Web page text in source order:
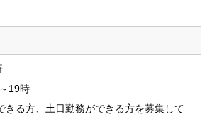
19時
きる方、土日勤務ができる方を募集して